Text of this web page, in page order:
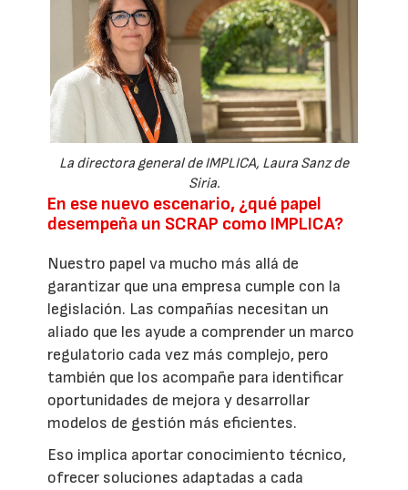
La directora general de IMPLICA, Laura Sanz de
Siria.
En ese nuevo escenario, ¿qué papel
desempeña un SCRAP como IMPLICA?
Nuestro papel va mucho más allá de
garantizar que una empresa cumple con la
legislación. Las compañías necesitan un
aliado que les ayude a comprender un marco
regulatorio cada vez más complejo, pero
también que los acompañe para identificar
oportunidades de mejora y desarrollar
modelos de gestión más eficientes.
Eso implica aportar conocimiento técnico,
ofrecer soluciones adaptadas a cada